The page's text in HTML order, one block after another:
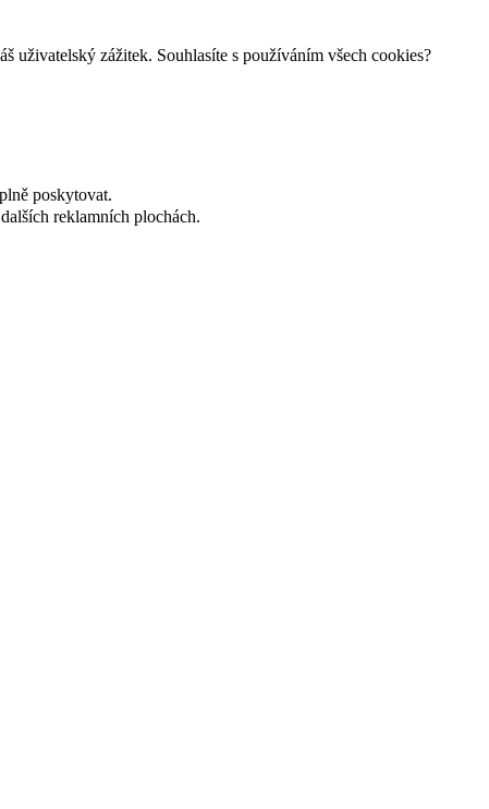
uživatelský zážitek. Souhlasíte s používáním všech cookies?
poskytovat.
reklamních plochách.